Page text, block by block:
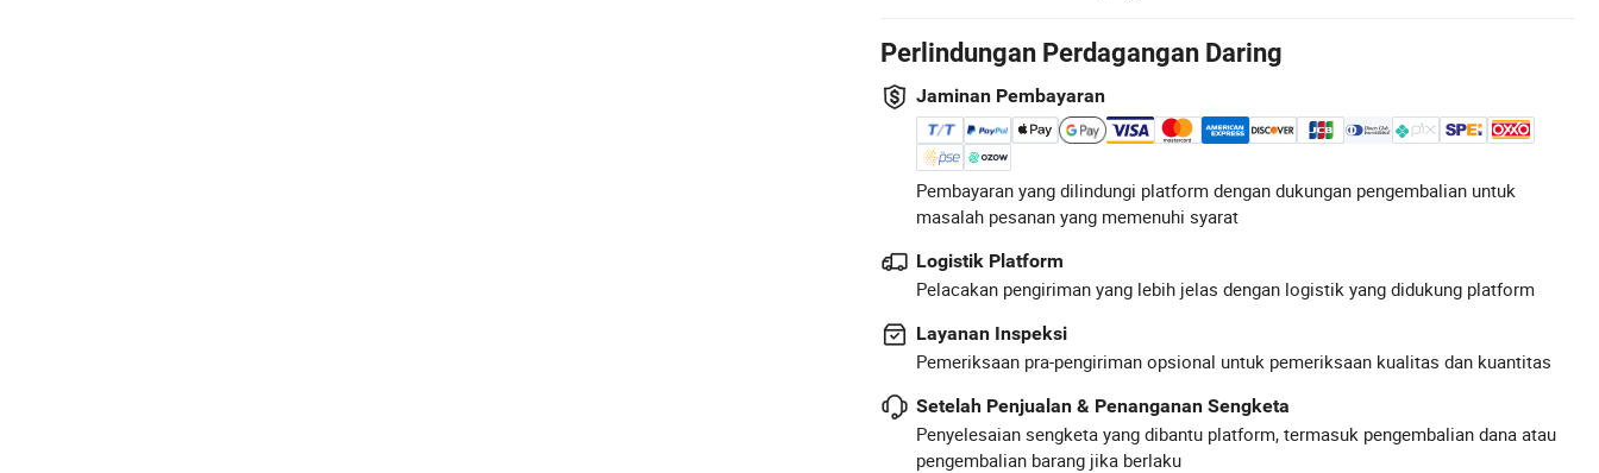
Perlindungan Perdagangan Daring
Jaminan Pembayaran
Pembayaran yang dilindungi platform dengan dukungan pengembalian untuk
masalah pesanan yang memenuhi syarat
Logistik Platform
Pelacakan pengiriman yang lebih jelas dengan logistik yang didukung platform
Layanan Inspeksi
Pemeriksaan pra-pengiriman opsional untuk pemeriksaan kualitas dan kuantitas
Setelah Penjualan & Penanganan Sengketa
Penyelesaian sengketa yang dibantu platform, termasuk pengembalian dana atau
pengembalian barang jika berlaku